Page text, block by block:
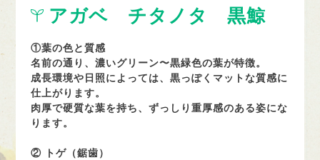
アガベ チタノタ 黒鯨
①葉の色と質感
名前の通り、濃いグリーン〜黒緑色の葉が特徴。
成長環境や日照によっては、黒っぽくマットな質感に
仕上がります。
肉厚で硬質な葉を持ち、ずっしり重厚感のある姿にな
ります。
② トゲ（鋸歯）